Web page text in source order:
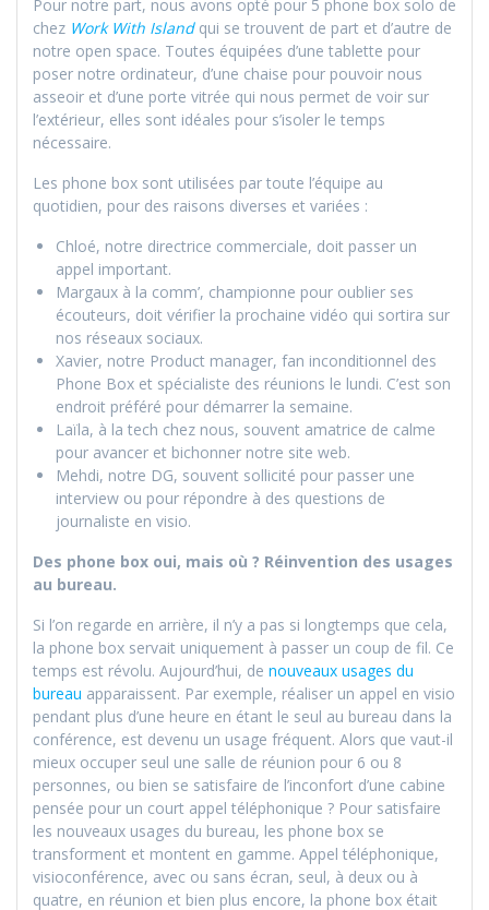
Pour notre part, nous avons opté pour 5 phone box solo de
chez Work With Islandqui se trouvent de part et d’autre de
notre open space. Toutes équipées d’une tablette pour
poser notre ordinateur, d’une chaise pour pouvoir nous
asseoir et d’une porte vitrée qui nous permet de voir sur
l’extérieur, elles sont idéales pour s’isoler le temps
nécessaire.
Les phone box sont utilisées par toute l’équipe au
quotidien, pour des raisons diverses et variées :
Chloé, notre directrice commerciale, doit passer un
appel important.
Margaux à la comm’, championne pour oublier ses
écouteurs, doit vérifier la prochaine vidéo qui sortira sur
nos réseaux sociaux.
Xavier, notre Product manager, fan inconditionnel des
Phone Box et spécialiste des réunions le lundi. C’est son
endroit préféré pour démarrer la semaine.
Laïla, à la tech chez nous, souvent amatrice de calme
pour avancer et bichonner notre site web.
Mehdi, notre DG, souvent sollicité pour passer une
interview ou pour répondre à des questions de
journaliste en visio.
Des phone box oui, mais où ? Réinvention des usages
au bureau.
Si l’on regarde en arrière, il n’y a pas si longtemps que cela,
la phone box servait uniquement à passer un coup de fil. Ce
temps est révolu. Aujourd’hui, de nouveaux usages du
bureau apparaissent. Par exemple, réaliser un appel en visio
pendant plus d’une heure en étant le seul au bureau dans la
conférence, est devenu un usage fréquent. Alors que vaut-il
mieux occuper seul une salle de réunion pour 6 ou 8
personnes, ou bien se satisfaire de l’inconfort d’une cabine
pensée pour un court appel téléphonique ? Pour satisfaire
les nouveaux usages du bureau, les phone box se
transforment et montent en gamme. Appel téléphonique,
visioconférence, avec ou sans écran, seul, à deux ou à
quatre, en réunion et bien plus encore, la phone box était